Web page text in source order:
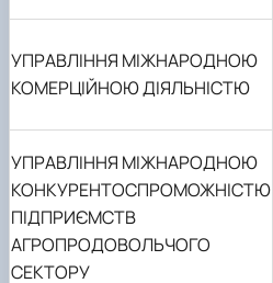
УПРАВЛІННЯ МІЖНАРОДНОЮ
КОМЕРЦІЙНОЮ ДІЯЛЬНІСТЮ
УПРАВЛІННЯ МІЖНАРОДНОЮ
КОНКУРЕНТОСПРОМОЖНІСТЮ
ПІДПРИЄМСТВ
АГРОПРОДОВОЛЬЧОГО
СЕКТОРУ